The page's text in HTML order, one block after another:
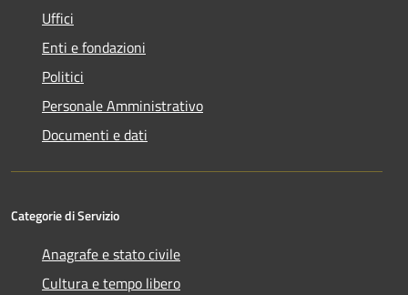
Uffici
Enti e fondazioni
Politici
Personale Amministrativo
Documenti e dati
Categorie di Servizio
Anagrafe e stato civile
Cultura e tempo libero